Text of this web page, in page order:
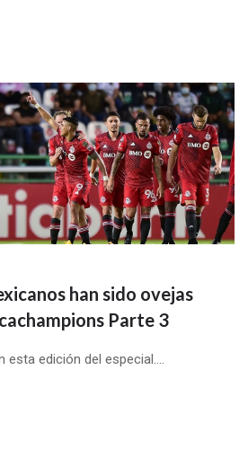
han sido ovejas
Parte 3
edición del especial....